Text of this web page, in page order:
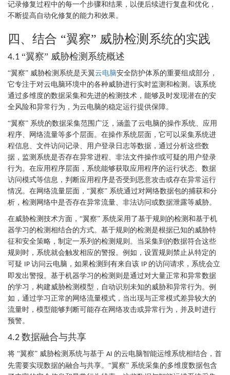
记录修复过程中的每一个步骤和结果，以便后续进行复盘和优化，
不断提高自动化修复的能力和效果。
四、结合 “翼察” 威胁检测系统的实践
4.1 “翼察” 威胁检测系统概述
“翼察” 威胁检测系统是天翼云电脑安全防护体系的重要组成部分，
它专注于对云电脑环境中的各种威胁进行实时监测和检测。该系统
通过多维度的数据采集和先进的检测技术，能够及时发现潜在的安
全风险和异常行为，为云电脑的稳定运行提供保障。
“翼察” 系统的数据采集范围广泛，涵盖了云电脑的操作系统、应用
程序、网络流量等多个层面。在操作系统层面，它可以采集系统进
程信息、文件访问记录、用户登录日志等数据，通过分析这些数
据，监测系统是否存在异常进程、非法文件操作或可疑的用户登录
行为。在应用程序层面，系统能够获取应用程序的运行状态、数据
访问模式等信息，判断应用程序是否受到恶意攻击或存在异常运行
情况。在网络流量层面，“翼察” 系统通过对网络数据包的捕获和分
析，检测网络中是否存在异常流量、非法访问或数据泄露等威胁。
在威胁检测技术方面， “翼察” 系统采用了基于规则的检测和基于机
器学习的检测相结合的方式。基于规则的检测是根据已知的威胁特
征和安全策略，制定一系列的检测规则。当采集到的数据符合这些
规则时，系统就会触发相应的警报。例如，设置规则禁止从特定的
可疑 IP 访问云电脑，如果检测到有来自该 IP 的访问请求，系统会立
即发出警报。基于机器学习的检测则是通过对大量正常和异常数据
的学习，构建威胁检测模型，自动识别未知的威胁和异常行为。例
如，通过学习正常的网络流量模式，当出现与正常模式差异较大的
流量时，模型能够判断可能存在网络攻击或异常行为，并及时进行
预警。
4.2 数据融合与共享
将 “翼察” 威胁检测系统与基于 AI 的云电脑智能运维系统相结合，首
先需要实现数据的融合与共享。“翼察” 系统采集的多维度数据包含